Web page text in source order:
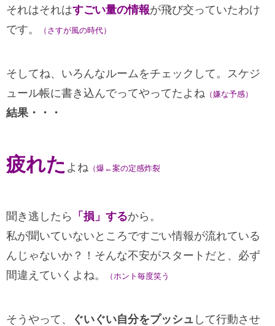
それはそれはすごい量の情報が飛び交っていたわけ
です。
（さすが風の時代）
そしてね、いろんなルームをチェックして。スケジ
ュール帳に書き込んでってやってたよね （嫌な予感）
結果・・・
疲れた よね （爆←案の定感炸裂
聞き逃したら 「損」するから。
私が聞いていないところですごい情報が流れている
んじゃないか？！そんな不安がスタートだと、必ず
間違えていくよね。
（ホント毎度笑う
そうやって、 ぐいぐい自分をプッシュ して行動させ